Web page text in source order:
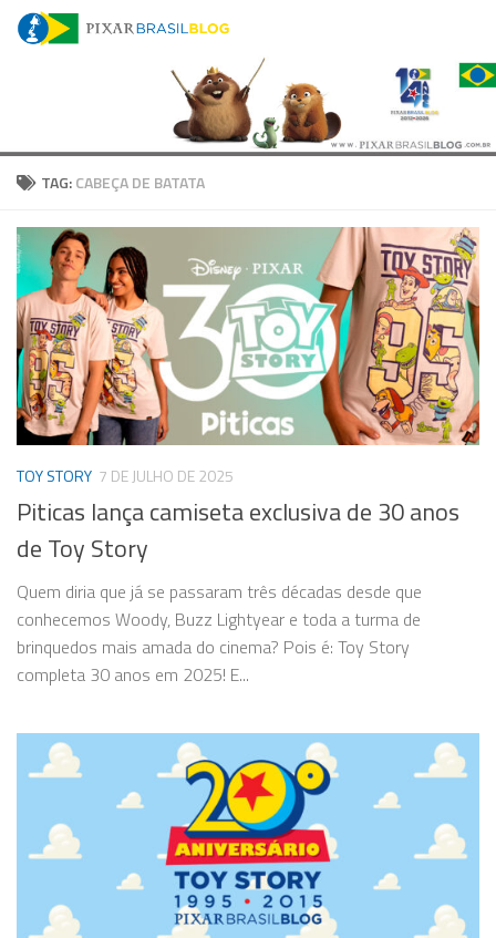
Skip to content
TAG:CABEÇA DE BATATA
TOY STORY 7 DE JULHO DE 2025
Piticas lança camiseta exclusiva de 30 anos
de Toy Story
Quem diria que já se passaram três décadas desde que
conhecemos Woody, Buzz Lightyear e toda a turma de
brinquedos mais amada do cinema? Pois é: Toy Story
completa 30 anos em 2025! E...